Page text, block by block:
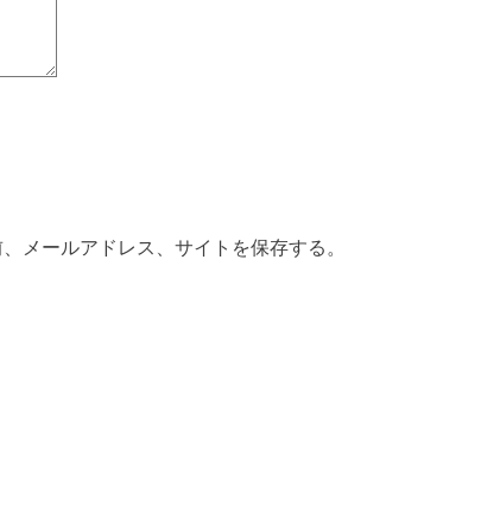
メールアドレス、サイトを保存する。